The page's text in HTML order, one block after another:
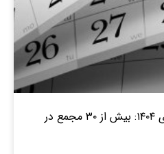
مجامع بورسی۲۰ تا ۲۵ دی ۱۴۰۴: بیش از ۳۰ مجمع در